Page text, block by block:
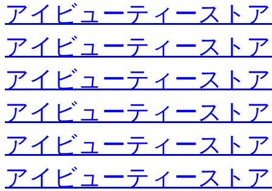
アイビューティースト
アイビューティースト
アイビューティースト
アイビューティースト
アイビューティースト
アイビューティースト